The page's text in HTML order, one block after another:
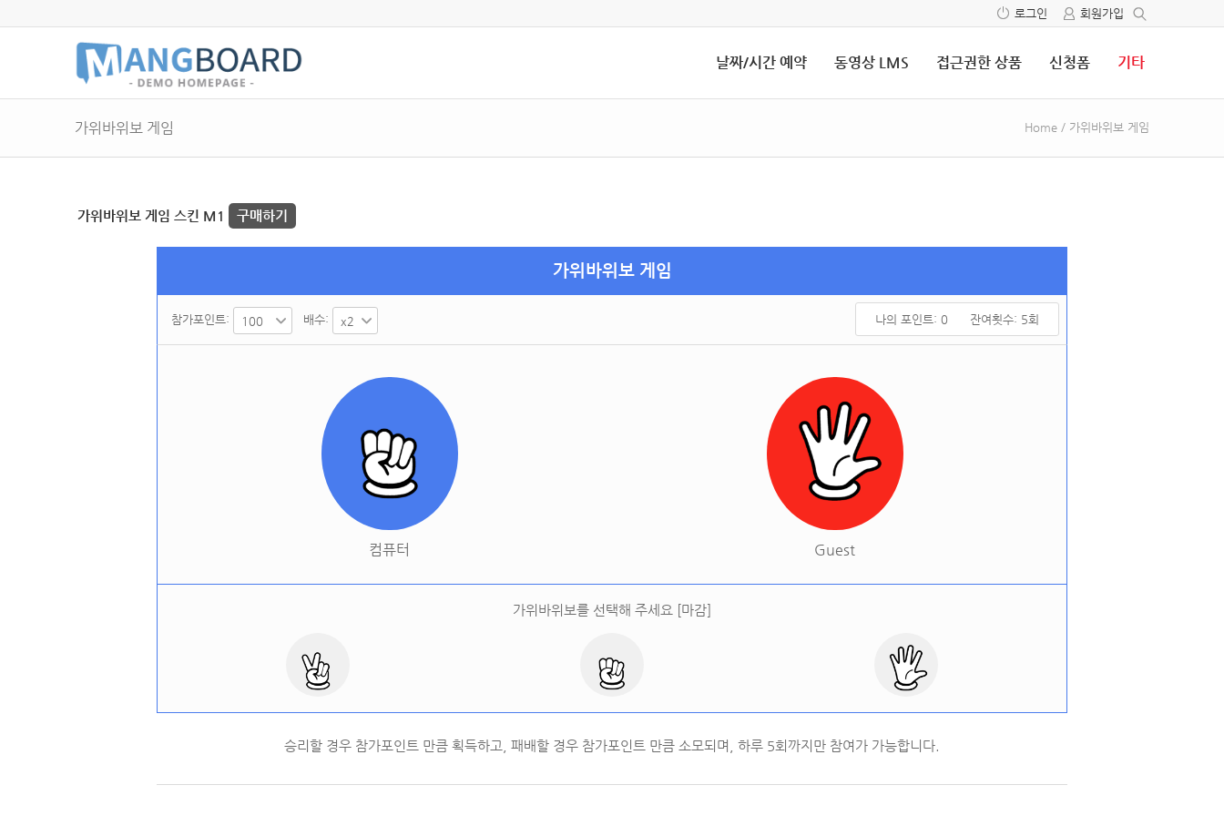
로그인 회원가입
날짜/시간 예약 동영상 LMS 접근권한 상품 신청폼 기타
가위바위보 게임 Home / 가위바위보 게임
가위바위보 게임 스킨 M1 구매하기
가위바위보 게임
나의 포인트: 0 잔여횟수: 5회
참가포인트: 배수:
컴퓨터 Guest
가위바위보를 선택해 주세요 [마감]
승리할 경우 참가포인트 만큼 획득하고, 패배할 경우 참가포인트 만큼 소모되며, 하루 5회까지만 참여가 가능합니다.